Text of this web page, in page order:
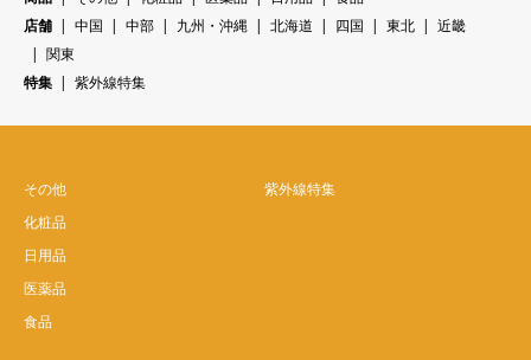
店舗
中国 中部 九州・沖縄 北海道 四国 東北
近畿
関東
特集
紫外線特集
その他
化粧品
日用品
医薬品
食品
紫外線特集